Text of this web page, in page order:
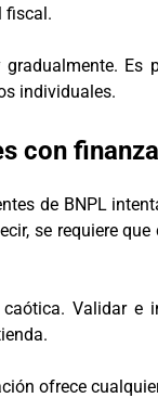
fiscal.
Es
individuales.
con
de BNPL
se requiere
Validar e
ofrece